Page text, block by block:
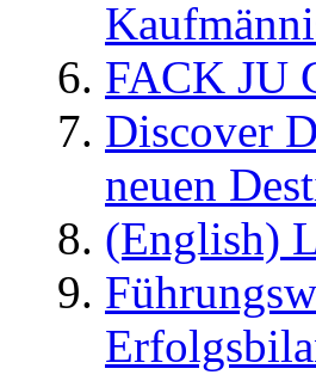
FACK JU
Discover
neuen
(English)